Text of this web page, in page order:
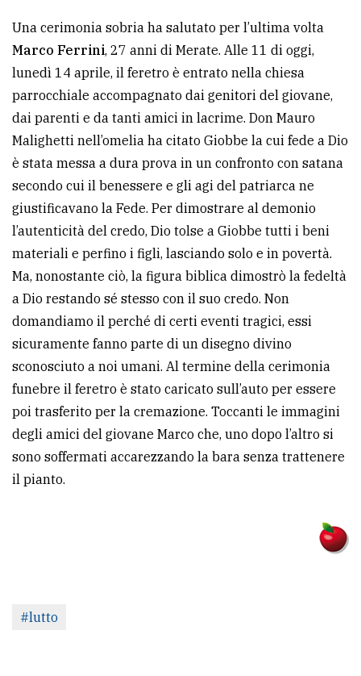
pubblicità
CERCA
Cerca
per
comune
Ricerca
avanzata
LE
ALTRE
TESTATE
PRIVACY
policy
Una cerimonia sobria ha salutato per l’ultima volta
Marco Ferrini, 27 anni di Merate. Alle 11 di oggi,
lunedì 14 aprile, il feretro è entrato nella chiesa
parrocchiale accompagnato dai genitori del giovane,
dai parenti e da tanti amici in lacrime. Don Mauro
Malighetti nell’omelia ha citato Giobbe la cui fede a Dio
è stata messa a dura prova in un confronto con satana
secondo cui il benessere e gli agi del patriarca ne
giustificavano la Fede. Per dimostrare al demonio
l’autenticità del credo, Dio tolse a Giobbe tutti i beni
materiali e perfino i figli, lasciando solo e in povertà.
Ma, nonostante ciò, la figura biblica dimostrò la fedeltà
a Dio restando sé stesso con il suo credo. Non
domandiamo il perché di certi eventi tragici, essi
sicuramente fanno parte di un disegno divino
sconosciuto a noi umani. Al termine della cerimonia
funebre il feretro è stato caricato sull’auto per essere
poi trasferito per la cremazione. Toccanti le immagini
degli amici del giovane Marco che, uno dopo l’altro si
sono soffermati accarezzando la bara senza trattenere
il pianto.
#lutto